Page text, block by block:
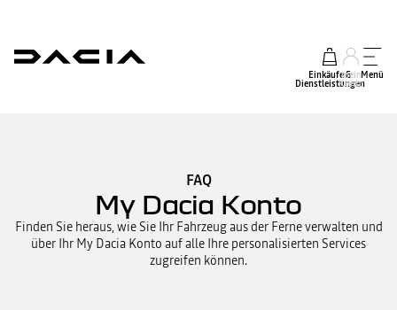
Einkäufe &
Dienstleistungen
mein
Konto
Menü
FAQ
My Dacia Konto
Finden Sie heraus, wie Sie Ihr Fahrzeug aus der Ferne verwalten und
über Ihr My Dacia Konto auf alle Ihre personalisierten Services
zugreifen können.